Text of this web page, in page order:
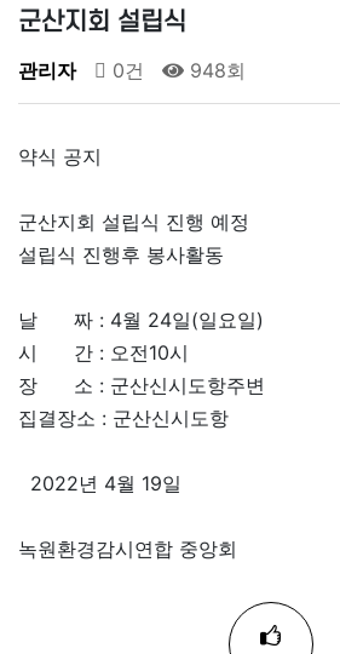
군산지회 설립식
관리자 0건 948회
약식 공지
군산지회 설립식 진행 예정
설립식 진행후 봉사활동
날 짜 : 4월 24일(일요일)
시 간 : 오전10시
장 소 : 군산신시도항주변
집결장소 : 군산신시도항
2022년 4월 19일
녹원환경감시연합 중앙회